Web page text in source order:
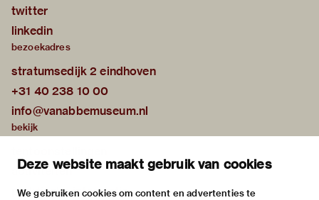
Deze website maakt gebruik van cookies
We gebruiken cookies om content en advertenties te
twitter
linkedin
bezoekadres
stratumsedijk 2 eindhoven
+31 40 238 10 00
info@vanabbemuseum.nl
bekijk
activiteiten
praktische informatie